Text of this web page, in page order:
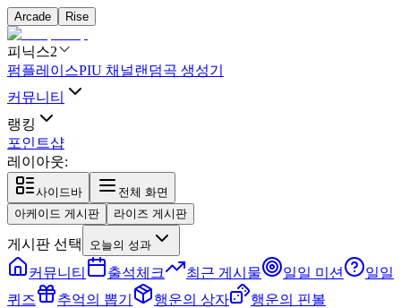
Arcade Rise
피닉스2
펌플레이스PIU 채널랜덤곡 생성기
커뮤니티
랭킹
포인트샵
레이아웃:
사이드바
전체 화면
아케이드 게시판
라이즈 게시판
게시판 선택 오늘의 성과
커뮤니티 출석체크 최근 게시물 일일 미션
일일
퀴즈
추억의 뽑기 행운의 상자 행운의 핀볼